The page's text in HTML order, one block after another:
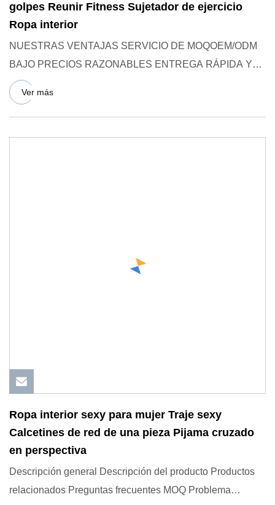
golpes Reunir Fitness Sujetador de ejercicio
Ropa interior
NUESTRAS VENTAJAS SERVICIO DE MOQOEM/ODM
BAJO PRECIOS RAZONABLES ENTREGA RÁPIDA Y
OPERACIÓN DE MUESTRA MÁS DE 200 TIPOS
Ver más
Ropa interior sexy para mujer Traje sexy
Calcetines de red de una pieza Pijama cruzado
en perspectiva
Descripción general Descripción del producto Productos
relacionados Preguntas frecuentes MOQ Problema